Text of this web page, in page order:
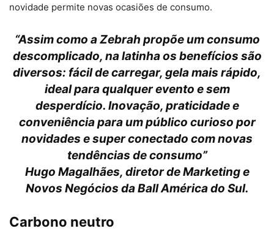
novidade permite novas ocasiões de consumo.
“Assim como a Zebrah propõe um consumo
descomplicado, na latinha os benefícios são
diversos: fácil de carregar, gela mais rápido,
ideal para qualquer evento e sem
desperdício. Inovação, praticidade e
conveniência para um público curioso por
novidades e super conectado com novas
tendências de consumo”
Hugo Magalhães, diretor de Marketing e
Novos Negócios da Ball América do Sul.
Carbono neutro